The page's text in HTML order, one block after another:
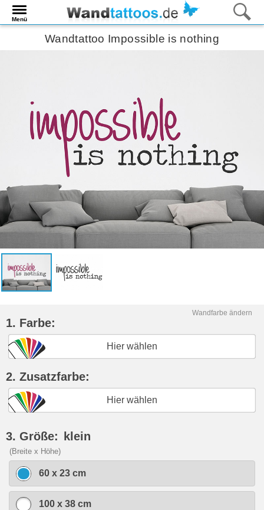
Menü
Wandtattoo Impossible is nothing
Wandfarbe ändern
1. Farbe:
Hier wählen
2. Zusatzfarbe:
Hier wählen
3. Größe: klein
(Breite x Höhe)
60 x 23 cm
100 x 38 cm